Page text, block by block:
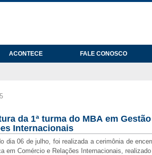
ACONTECE FALE CONOSCO
da 1ª turma do MBA em
Internacionais
dia 06 de julho, foi realizada a cerimônia de
em Comércio e Relações Internacionais,